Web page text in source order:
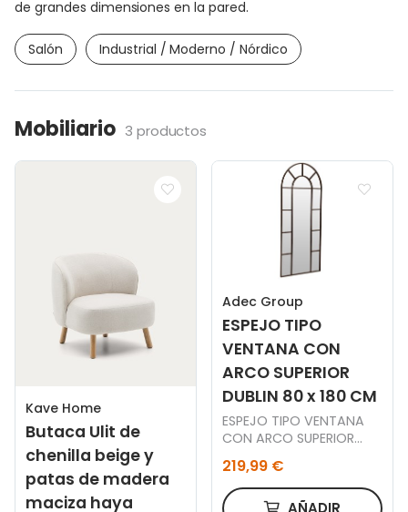
de grandes dimensiones en la pared.
Salón Industrial / Moderno / Nórdico
Mobiliario 3 productos
Kave Home
Butaca Ulit de
chenilla beige y
patas de madera
maciza haya
Adec Group
ESPEJO TIPO
VENTANA CON
ARCO SUPERIOR
DUBLIN 80 x 180 CM
ESPEJO TIPO VENTANA
CON ARCO SUPERIOR
219,99 €
AÑADIR